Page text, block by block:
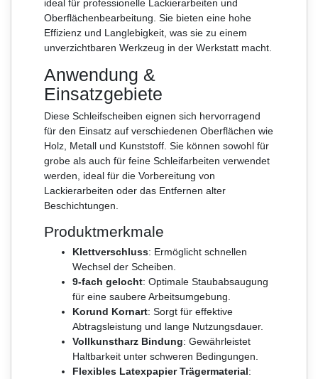
ideal für professionelle Lackierarbeiten und
Oberflächenbearbeitung. Sie bieten eine hohe
Effizienz und Langlebigkeit, was sie zu einem
unverzichtbaren Werkzeug in der Werkstatt macht.
Anwendung &
Einsatzgebiete
Diese Schleifscheiben eignen sich hervorragend
für den Einsatz auf verschiedenen Oberflächen wie
Holz, Metall und Kunststoff. Sie können sowohl für
grobe als auch für feine Schleifarbeiten verwendet
werden, ideal für die Vorbereitung von
Lackierarbeiten oder das Entfernen alter
Beschichtungen.
Produktmerkmale
Klettverschluss: Ermöglicht schnellen
Wechsel der Scheiben.
9-fach gelocht: Optimale Staubabsaugung
für eine saubere Arbeitsumgebung.
Korund Kornart: Sorgt für effektive
Abtragsleistung und lange Nutzungsdauer.
Vollkunstharz Bindung: Gewährleistet
Haltbarkeit unter schweren Bedingungen.
Flexibles Latexpapier Trägermaterial: